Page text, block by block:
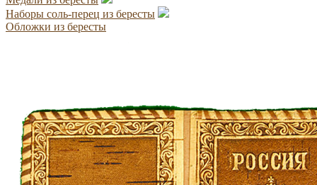
Наборы соль-перец из бересты
Обложки из бересты